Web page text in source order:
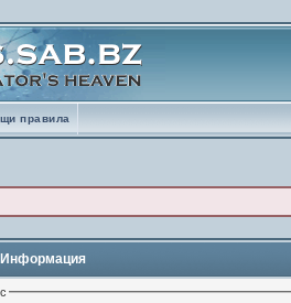
правила
Информация